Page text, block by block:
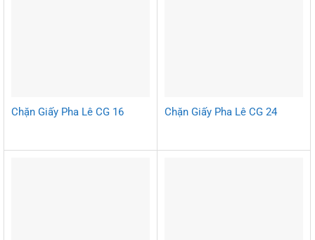
Chặn Giấy Pha Lê CG 16 Chặn Giấy Pha Lê CG 24